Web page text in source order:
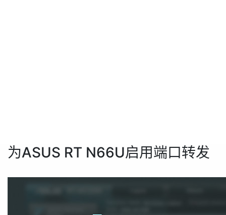
为ASUS RT N66U启用端口转发